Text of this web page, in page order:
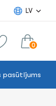
LV
0
pasūtījums